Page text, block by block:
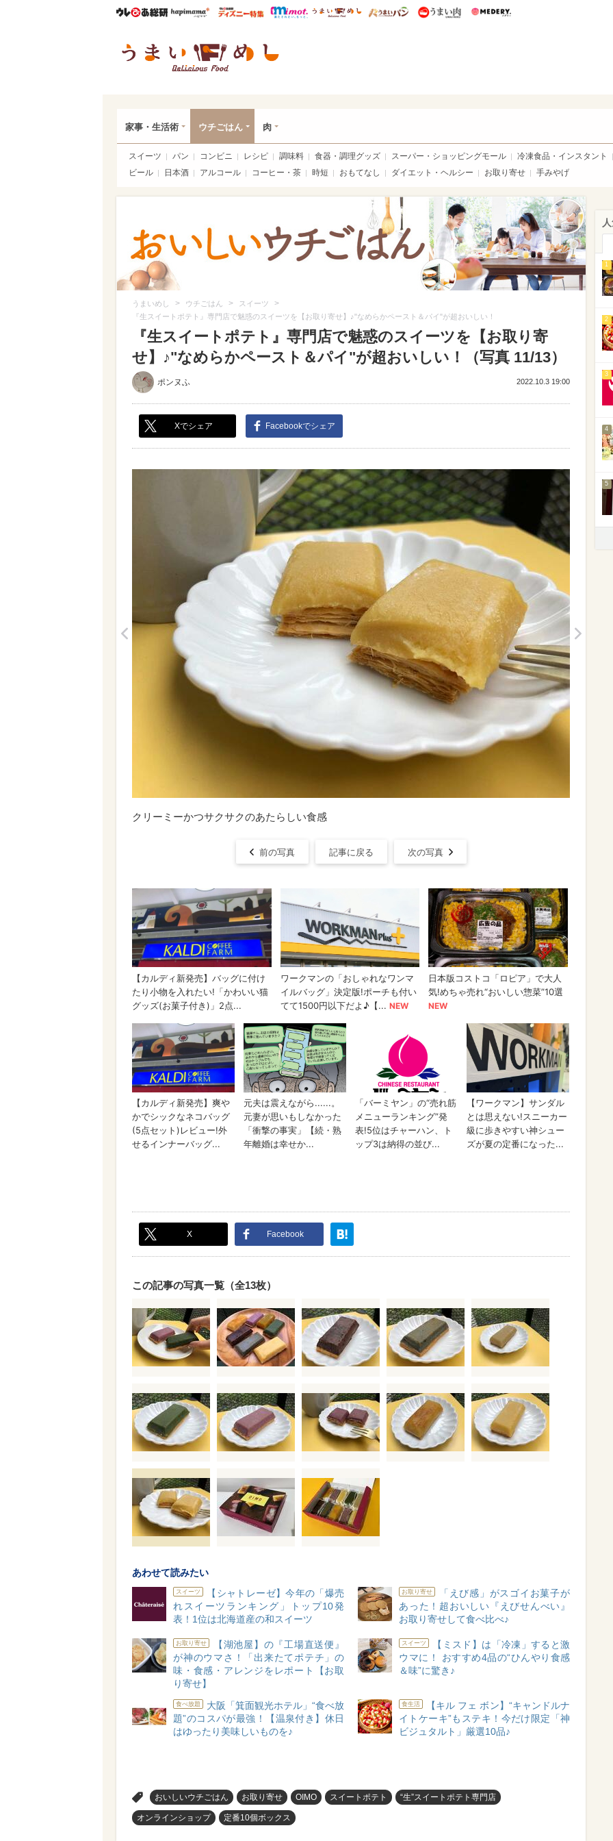
ウレぴあ総研ハピママ* ウレぴあ総研 ディズニー特集
mimot. うまいめし うまいパン うまい肉
家事・生活術 ウチごはん 肉
スイーツ パン コンビニ レシピ 調味料 食器・調理グッズ スーパー・ショッピングモール
冷凍食品・インスタント
ビール
日本酒 アルコール コーヒー・茶 時短 おもてなし ダイエット・ヘルシー お取り寄せ 手みやげ
うまいめし > ウチごはん > スイーツ >
『生スイートポテト』専門店で魅惑のスイーツを【お取り寄せ】♪"なめらかペースト＆パイ"が超おいしい！
『生スイートポテト』専門店で魅惑のスイーツを【お取り寄
せ】♪"なめらかペースト＆パイ"が超おいしい！（写真 11/13）
ポンヌふ 2022.10.3 19:00
Xでシェア Facebookでシェア
クリーミーかつサクサクのあたらしい食感
前の写真 記事に戻る 次の写真
X Facebook
この記事の写真一覧（全13枚）
あわせて読みたい
スイーツ
【シャトレーゼ】今年の「爆売
れスイーツランキング」トップ10発
表！1位は北海道産の和スイーツ
お取り寄せ
「えび感」がスゴイお菓子が
あった！超おいしい『えびせんべい』
お取り寄せして食べ比べ♪
お取り寄せ
【湖池屋】の『工場直送便』
が神のウマさ！「出来たてポテチ」の
味・食感・アレンジをレポート【お取
り寄せ】
スイーツ
【ミスド】は「冷凍」すると激
ウマに！ おすすめ4品の“ひんやり食感
＆味”に驚き♪
食べ放題
大阪「箕面観光ホテル」“食べ放
題”のコスパが最強！【温泉付き】休日
はゆったり美味しいものを♪
食生活
【キル フェ ボン】“キャンドルナ
イトケーキ”もステキ！今だけ限定「神
ビジュタルト」厳選10品♪
おいしいウチごはん お取り寄せ OIMO スイートポテト “生”スイートポテト専門店
オンラインショップ 定番10個ボックス
1
2
3
4
5